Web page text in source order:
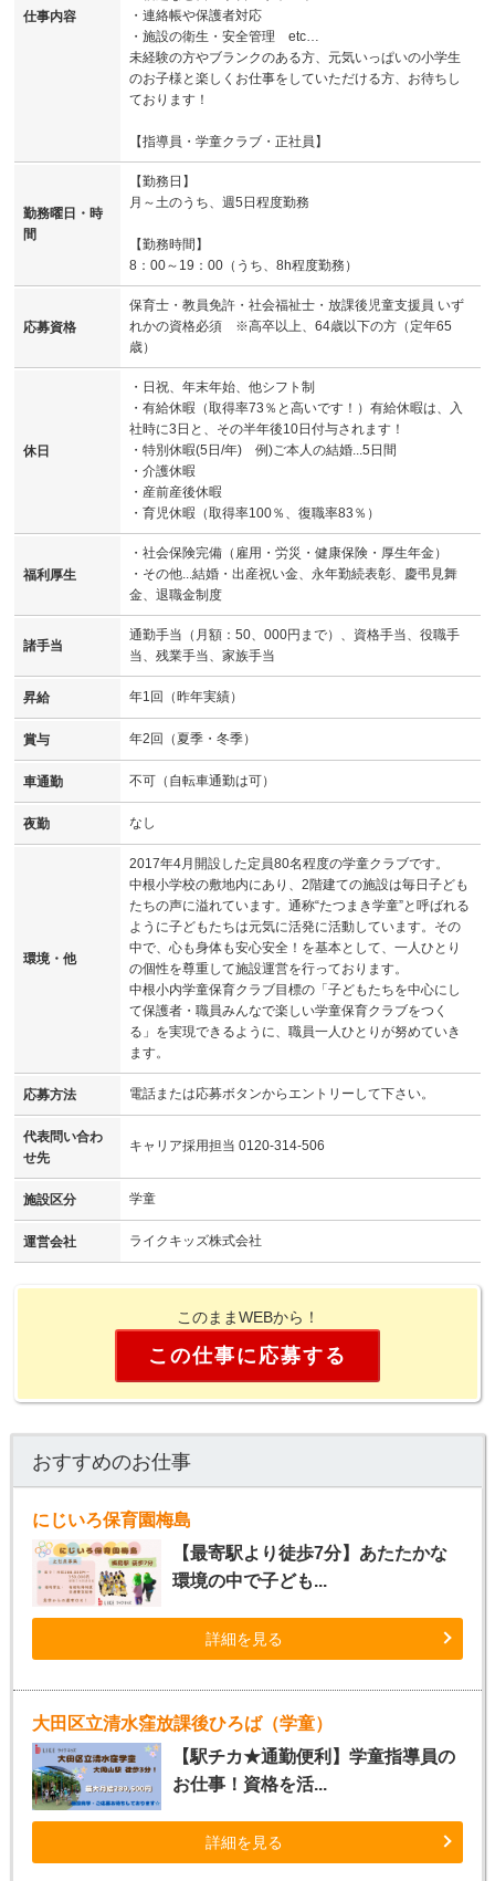
仕事内容
・連絡帳や保護者対応
・施設の衛生・安全管理 etc…
未経験の方やブランクのある方、元気いっぱいの小学生
のお子様と楽しくお仕事をしていただける方、お待ちし
ております！
【指導員・学童クラブ・正社員】
勤務曜日・時
間
【勤務日】
月～土のうち、週5日程度勤務
【勤務時間】
8：00～19：00（うち、8h程度勤務）
応募資格
保育士・教員免許・社会福祉士・放課後児童支援員 いず
れかの資格必須 ※高卒以上、64歳以下の方（定年65
歳）
休日
・日祝、年末年始、他シフト制
・有給休暇（取得率73％と高いです！）有給休暇は、入
社時に3日と、その半年後10日付与されます！
・特別休暇(5日/年) 例)ご本人の結婚...5日間
・介護休暇
・産前産後休暇
・育児休暇（取得率100％、復職率83％）
福利厚生
・社会保険完備（雇用・労災・健康保険・厚生年金）
・その他...結婚・出産祝い金、永年勤続表彰、慶弔見舞
金、退職金制度
諸手当
通勤手当（月額：50、000円まで）、資格手当、役職手
当、残業手当、家族手当
昇給 年1回（昨年実績）
賞与 年2回（夏季・冬季）
車通勤 不可（自転車通勤は可）
夜勤 なし
環境・他
2017年4月開設した定員80名程度の学童クラブです。
中根小学校の敷地内にあり、2階建ての施設は毎日子ども
たちの声に溢れています。通称“たつまき学童”と呼ばれる
ように子どもたちは元気に活発に活動しています。その
中で、心も身体も安心安全！を基本として、一人ひとり
の個性を尊重して施設運営を行っております。
中根小内学童保育クラブ目標の「子どもたちを中心にし
て保護者・職員みんなで楽しい学童保育クラブをつく
る」を実現できるように、職員一人ひとりが努めていき
ます。
応募方法 電話または応募ボタンからエントリーして下さい。
代表問い合わ
せ先
キャリア採用担当 0120-314-506
施設区分 学童
運営会社 ライクキッズ株式会社
このままWEBから！
この仕事に応募する
おすすめのお仕事
にじいろ保育園梅島
【最寄駅より徒歩7分】あたたかな
環境の中で子ども...
詳細を見る
大田区立清水窪放課後ひろば（学童）
【駅チカ★通勤便利】学童指導員の
お仕事！資格を活...
詳細を見る